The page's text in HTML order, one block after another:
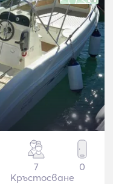
7
Кръстосване
0